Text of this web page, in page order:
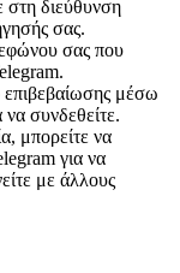
στη διεύθυνση
σας.
σας που
μέσω
να συνδεθείτε.
μπορείτε να
για να
με άλλους